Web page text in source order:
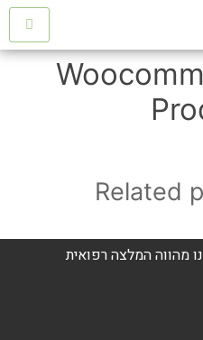
Related
מהווה המלצה רפואית